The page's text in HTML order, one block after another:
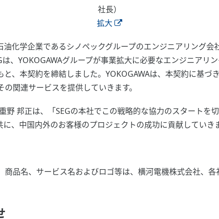
社長）
拡大
化学企業であるシノペックグループのエンジニアリング会
、YOKOGAWAグループが事業拡大に必要なエンジニアリ
、本契約を締結しました。YOKOGAWAは、本契約に基づ
関連サービスを提供していきます。
邦正は、「SEGの本社でこの戦略的な協力のスタートを
、中国内外のお客様のプロジェクトの成功に貢献していき
品名、サービス名およびロゴ等は、横河電機株式会社、